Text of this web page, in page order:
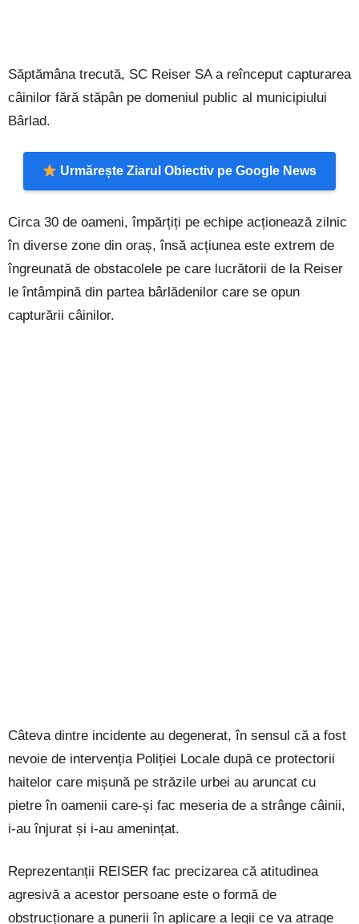
Săptămâna trecută, SC Reiser SA a reînceput capturarea
câinilor fără stăpân pe domeniul public al municipiului
Bârlad.
Urmărește Ziarul Obiectiv pe Google News
Circa 30 de oameni, împărțiți pe echipe acționează zilnic
în diverse zone din oraș, însă acțiunea este extrem de
îngreunată de obstacolele pe care lucrătorii de la Reiser
le întâmpină din partea bârlădenilor care se opun
capturării câinilor.
Câteva dintre incidente au degenerat, în sensul că a fost
nevoie de intervenția Poliției Locale după ce protectorii
haitelor care mișună pe străzile urbei au aruncat cu
pietre în oamenii care-și fac meseria de a strânge câinii,
i-au înjurat și i-au amenințat.
Reprezentanții REISER fac precizarea că atitudinea
agresivă a acestor persoane este o formă de
obstrucționare a punerii în aplicare a legii ce va atrage